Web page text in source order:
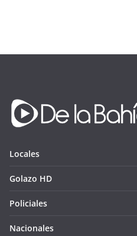
Locales
Golazo HD
Policiales
Nacionales